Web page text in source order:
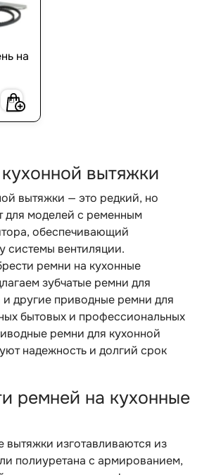
на
вытяжки
вытяжки — это редкий, но
для моделей с ременным
обеспечивающий
системы вентиляции.
ремни на кухонные
зубчатые ремни для
другие приводные ремни для
бытовых и профессиональных
ремни для кухонной
надежность и долгий срок
ремней на кухонные
вытяжки изготавливаются из
полиуретана с армированием,